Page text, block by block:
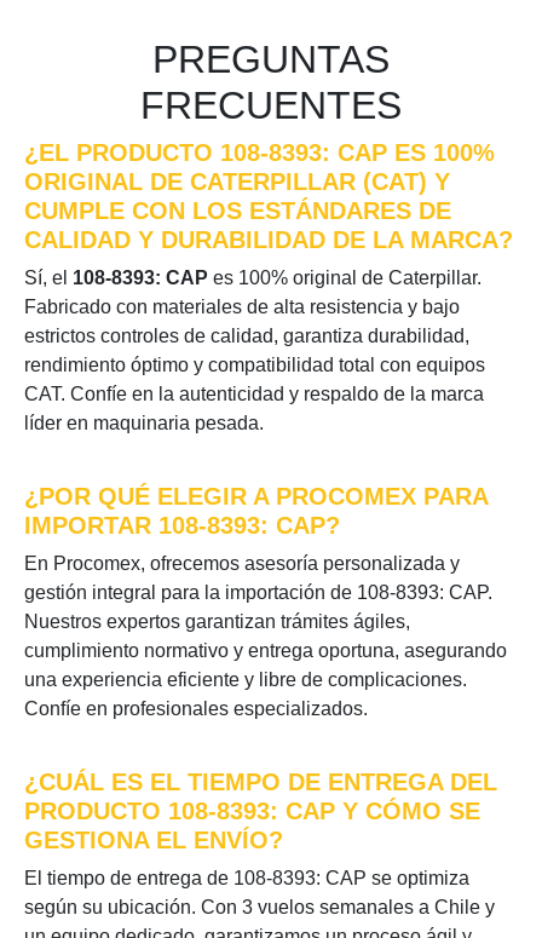
PREGUNTAS
FRECUENTES
¿EL PRODUCTO 108-8393: CAP ES 100%
ORIGINAL DE CATERPILLAR (CAT) Y
CUMPLE CON LOS ESTÁNDARES DE
CALIDAD Y DURABILIDAD DE LA MARCA?
Sí, el 108-8393: CAP es 100% original de Caterpillar.
Fabricado con materiales de alta resistencia y bajo
estrictos controles de calidad, garantiza durabilidad,
rendimiento óptimo y compatibilidad total con equipos
CAT. Confíe en la autenticidad y respaldo de la marca
líder en maquinaria pesada.
¿POR QUÉ ELEGIR A PROCOMEX PARA
IMPORTAR 108-8393: CAP?
En Procomex, ofrecemos asesoría personalizada y
gestión integral para la importación de 108-8393: CAP.
Nuestros expertos garantizan trámites ágiles,
cumplimiento normativo y entrega oportuna, asegurando
una experiencia eficiente y libre de complicaciones.
Confíe en profesionales especializados.
¿CUÁL ES EL TIEMPO DE ENTREGA DEL
PRODUCTO 108-8393: CAP Y CÓMO SE
GESTIONA EL ENVÍO?
El tiempo de entrega de 108-8393: CAP se optimiza
según su ubicación. Con 3 vuelos semanales a Chile y